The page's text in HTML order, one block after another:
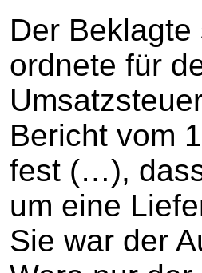
Der
ordnete für
Bericht vom
fest (…),
um eine
Sie war der